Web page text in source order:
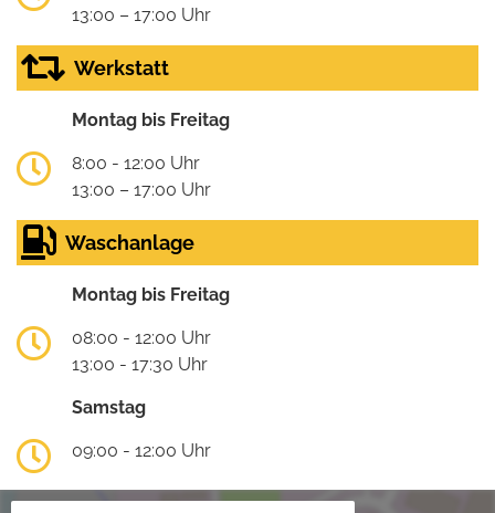
13:00 – 17:00 Uhr
Werkstatt
Montag bis Freitag
8:00 - 12:00 Uhr
13:00 – 17:00 Uhr
Waschanlage
Montag bis Freitag
08:00 - 12:00 Uhr
13:00 - 17:30 Uhr
Samstag
09:00 - 12:00 Uhr